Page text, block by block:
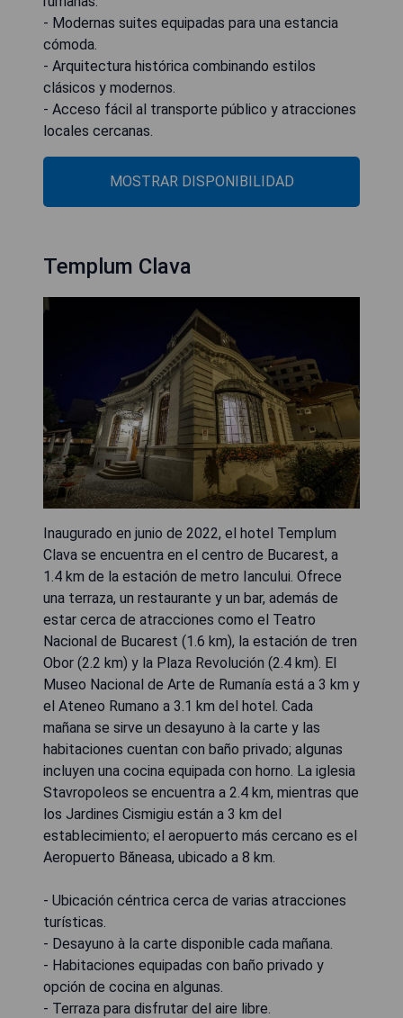
- Modernas suites equipadas para una estancia
cómoda.
- Arquitectura histórica combinando estilos
clásicos y modernos.
- Acceso fácil al transporte público y atracciones
locales cercanas.
MOSTRAR DISPONIBILIDAD
Templum Clava
Inaugurado en junio de 2022, el hotel Templum
Clava se encuentra en el centro de Bucarest, a
1.4 km de la estación de metro Iancului. Ofrece
una terraza, un restaurante y un bar, además de
estar cerca de atracciones como el Teatro
Nacional de Bucarest (1.6 km), la estación de tren
Obor (2.2 km) y la Plaza Revolución (2.4 km). El
Museo Nacional de Arte de Rumanía está a 3 km y
el Ateneo Rumano a 3.1 km del hotel. Cada
mañana se sirve un desayuno à la carte y las
habitaciones cuentan con baño privado; algunas
incluyen una cocina equipada con horno. La iglesia
Stavropoleos se encuentra a 2.4 km, mientras que
los Jardines Cismigiu están a 3 km del
establecimiento; el aeropuerto más cercano es el
Aeropuerto Băneasa, ubicado a 8 km.
- Ubicación céntrica cerca de varias atracciones
turísticas.
- Desayuno à la carte disponible cada mañana.
- Habitaciones equipadas con baño privado y
opción de cocina en algunas.
- Terraza para disfrutar del aire libre.